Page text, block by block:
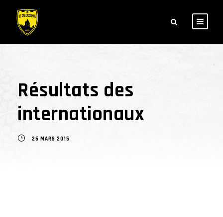
Résultats des
internationaux
26 MARS 2015